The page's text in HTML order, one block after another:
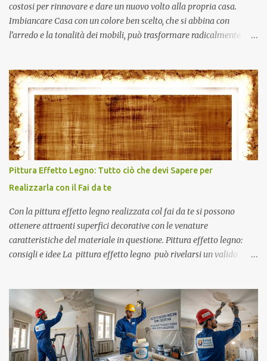
costosi per rinnovare e dare un nuovo volto alla propria casa.
Imbiancare Casa con un colore ben scelto, che si abbina con
l’arredo e la tonalità dei mobili, può trasformare radicalmente
sull’estetica, sulla luminosità e sulla spazialità, ma anche sugli
stati d’animo e sugli umori delle persone che vivono gli ambienti.
Vediamo quali sono le regole di base prima di Imbiancare Casa
Colori: · La prima regola per Imbiancare Сasa Сolori nel modo
giusto che subito evidenziamo è che i gusti sono soggettivi e quindi
lasci alla fantasia. Un tocco personale non deve mai mancare e può
essere anche un elemento molto appagante nel design della tua
casa. · La seconda regola è che allo stesso modo tornano molto
utili esperienze e studi sull...
Pittura Effetto Legno: Tutto ciò che devi Sapere per
Realizzarla con il Fai da te
Con la pittura effetto legno realizzata col fai da te si possono
ottenere attraenti superfici decorative con le venature
caratteristiche del materiale in questione. Pittura effetto legno:
consigli e idee La pittura effetto legno può rivelarsi un valido
personalizzare un angolo salotto , una zona pranzo o ancora sarà
possibile donare un caldo appeal ad una parete retro letto. Anche
gli stessi arredi possono essere recuperati e rivalorizzati,
attraverso la stesura di piacevoli tonalità cromatiche ottenibili con
le pitture per interni effetto legno. Pitture effetto legno applicabili